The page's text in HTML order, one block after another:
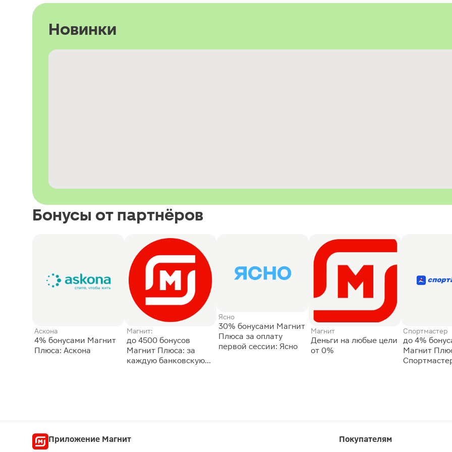
Новинки
Бонусы от партнёров
Аскона
4% бонусами Магнит
Плюса: Аскона
Магнит:
до 4500 бонусов
Магнит Плюса: за
каждую банковскую
Ясно
30% бонусами Магнит
Плюса за оплату
первой сессии: Ясно
Магнит
Деньги на любые цели
от 0%
Спортмастер
до 4%
Магнит
Приложение Магнит Покупателям